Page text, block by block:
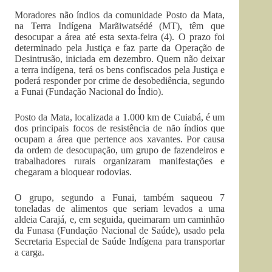
Moradores não índios da comunidade Posto da Mata,
na Terra Indígena Marãiwatsédé (MT), têm que
desocupar a área até esta sexta-feira (4). O prazo foi
determinado pela Justiça e faz parte da Operação de
Desintrusão, iniciada em dezembro. Quem não deixar
a terra indígena, terá os bens confiscados pela Justiça e
poderá responder por crime de desobediência, segundo
a Funai (Fundação Nacional do Índio).
Posto da Mata, localizada a 1.000 km de Cuiabá, é um
dos principais focos de resistência de não índios que
ocupam a área que pertence aos xavantes. Por causa
da ordem de desocupação, um grupo de fazendeiros e
trabalhadores rurais organizaram manifestações e
chegaram a bloquear rodovias.
O grupo, segundo a Funai, também saqueou 7
toneladas de alimentos que seriam levados a uma
aldeia Carajá, e, em seguida, queimaram um caminhão
da Funasa (Fundação Nacional de Saúde), usado pela
Secretaria Especial de Saúde Indígena para transportar
a carga.